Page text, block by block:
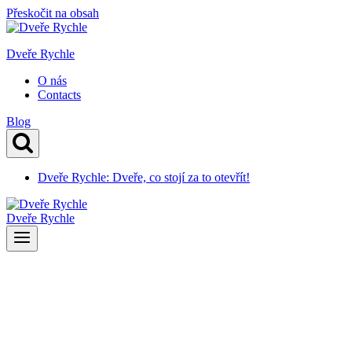
Přeskočit na obsah
Dveře Rychle
O nás
Contacts
Blog
Dveře Rychle: Dveře, co stojí za to otevřít!
Dveře Rychle